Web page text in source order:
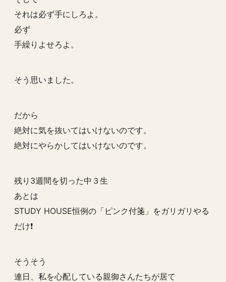
それは必ず手にしろよ。
必ず
手繰りよせろよ。
そう思いました。
だから
絶対に気を抜いてはいけないのです。
絶対にやらかしてはいけないのです。
残り3週間を切った中３生
あとは
STUDY HOUSE恒例の「ピンク付箋」をガリガリやる
だけ❗️
そうそう
連日、私を心配している親御さんたちが居て